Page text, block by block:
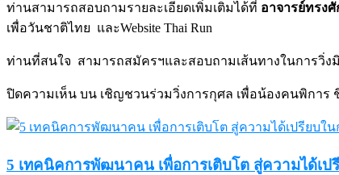
ท่านสามารถสอบถามรายละเอียดเพิ่มเติมได้ที่ อาจารย์ทรงศั
เพื่อวันชาติไทย และWebsite Thai Run
ท่านที่สนใจ สามารถสมัครฯและสอบถามเส้นทางในการ
ปิดความเห็น บน เชิญชวนร่วมวิ่งการกุศล เพื่อน้องคนพิการ
5 เทคนิคการพัฒนาคน เพื่อการเติบโต สู่ความได้เ